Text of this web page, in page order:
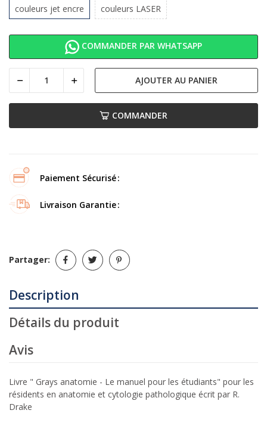
couleurs jet encre couleurs LASER
COMMANDER PAR WHATSAPP
AJOUTER AU PANIER
COMMANDER
Paiement Sécurisé
Livraison Garantie
Partager:
Description
Détails du produit
Avis
Livre " Grays anatomie - Le manuel pour les étudiants" pour les
résidents en anatomie et cytologie pathologique écrit par R.
Drake